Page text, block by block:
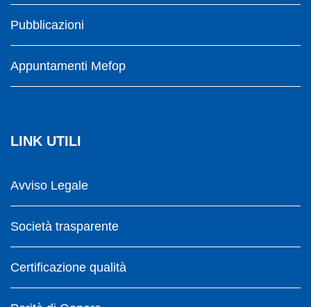
Pubblicazioni
Appuntamenti Mefop
LINK UTILI
Avviso Legale
Società trasparente
Certificazione qualità